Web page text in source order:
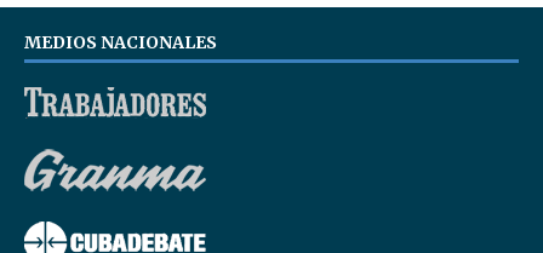
MEDIOS NACIONALES